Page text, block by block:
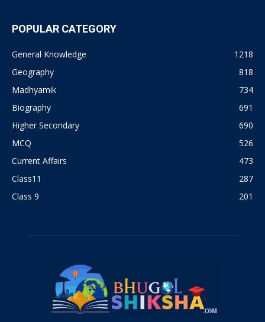
POPULAR CATEGORY
General Knowledge
1218
Geography
818
Madhyamik
734
Biography
691
Higher Secondary
690
MCQ
526
Current Affairs
473
Class11
287
Class 9
201